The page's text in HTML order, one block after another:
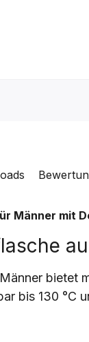
Männer mit
bietet
bis 130 °C